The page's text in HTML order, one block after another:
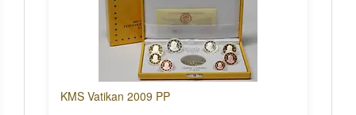
KMS Vatikan 2009 PP